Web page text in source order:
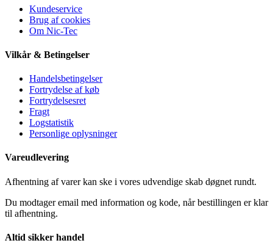
Kundeservice
Brug af cookies
Om Nic-Tec
Vilkår & Betingelser
Handelsbetingelser
Fortrydelse af køb
Fortrydelsesret
Fragt
Logstatistik
Personlige oplysninger
Vareudlevering
Afhentning af varer kan ske i vores udvendige skab døgnet rundt.
Du modtager email med information og kode, når bestillingen er klar
til afhentning.
Altid sikker handel